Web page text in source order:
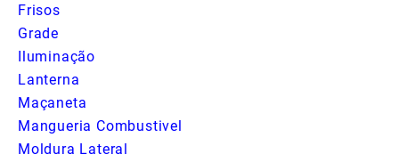
Frisos
Grade
Iluminação
Lanterna
Maçaneta
Mangueria Combustivel
Moldura Lateral